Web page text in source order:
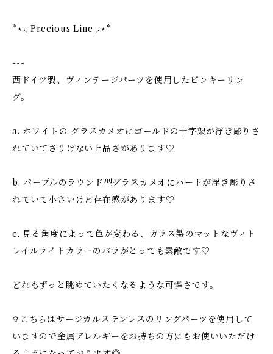
*⋆⸜ Precious Line ⸝⋆*
---
西ドイツ製、ヴィンテージパーツを使用したピンキーリン
グ。
a. ホワイトの グラスカメオにゴールドの十字架が浮き彫りさ
れていてさりげない上品さがあります♡
b. パープルのラウンド型グラスカメオにハートが浮き彫りさ
れていて小さいけど存在感があります♡
c. 見る角度によって色が変わる、ガラス製のマットなヴィト
レイルライトカラーのバラがとっても素敵です♡
どれもずっと眺めていたくなるような可憐さです。
✞こちらはサージカルステンレスのリングパーツを使用して
いますので金属アレルギーをお持ちの方にもお使いいただけ